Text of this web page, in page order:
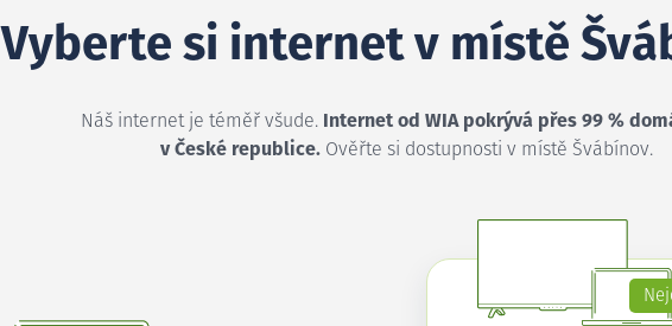
Vyberte si internet v místě
Náš internet je téměř všude.
Internet od WIA pokrývá přes 99 %
v České republice.Ověřte si dostupnosti v místě Švábínov.